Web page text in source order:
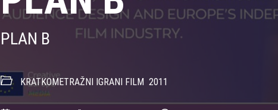
PLAN B
KRATKOMETRAŽNI IGRANI FILM 2011